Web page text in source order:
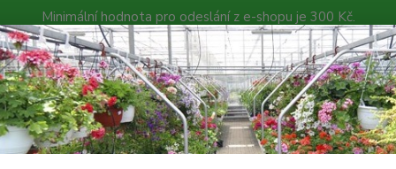
Minimální hodnota pro odeslání z e-shopu je 300 Kč.
můžete čekat nejpozději v následujícím týdnu po přijetí
Poradna Kontakty
Hledat